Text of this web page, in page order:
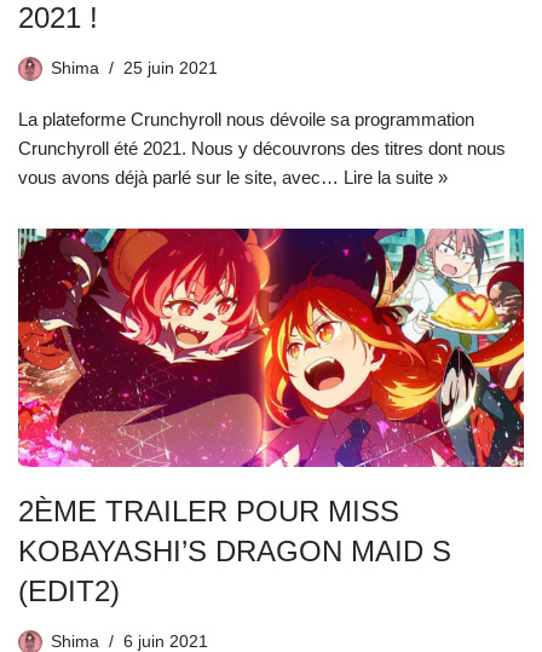
2021 !
Shima 25 juin 2021
La plateforme Crunchyroll nous dévoile sa programmation
Crunchyroll été 2021. Nous y découvrons des titres dont nous
vous avons déjà parlé sur le site, avec… Lire la suite »
2ÈME TRAILER POUR MISS
KOBAYASHI’S DRAGON MAID S
(EDIT2)
Shima 6 juin 2021